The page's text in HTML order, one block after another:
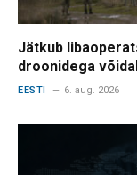
Jätkub
droonidega
EESTI 6. aug. 2026